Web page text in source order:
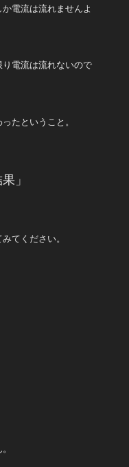
電流は流れませんよ
電流は流れないので
たということ。
」
てください。